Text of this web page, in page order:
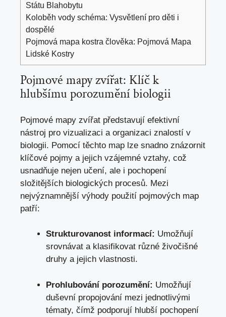
Státu Blahobytu
Koloběh vody schéma: Vysvětlení pro děti i
dospělé
Pojmová mapa kostra člověka: Pojmová Mapa
Lidské Kostry
Pojmové mapy zvířat: Klíč k
hlubšímu porozumění biologii
Pojmové mapy zvířat představují efektivní
nástroj pro vizualizaci a organizaci znalostí v
biologii. Pomocí těchto map lze snadno znázornit
klíčové pojmy a jejich vzájemné vztahy, což
usnadňuje nejen učení, ale i pochopení
složitějších biologických procesů. Mezi
nejvýznamnější výhody použití pojmových map
patří:
Strukturovanost informací: Umožňují
srovnávat a klasifikovat různé živočišné
druhy a jejich vlastnosti.
Prohlubování porozumění: Umožňují
duševní propojování mezi jednotlivými
tématy, čímž podporují hlubší pochopení